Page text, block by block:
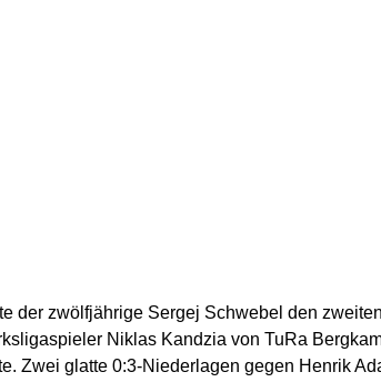
der zwölfjährige Sergej Schwebel den
Niklas Kandzia von TuRa
Zwei glatte 0:3-Niederlagen gegen Henrik